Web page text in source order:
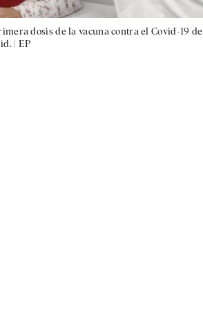
dosis de la vacuna contra el Covid-19 de
| EP